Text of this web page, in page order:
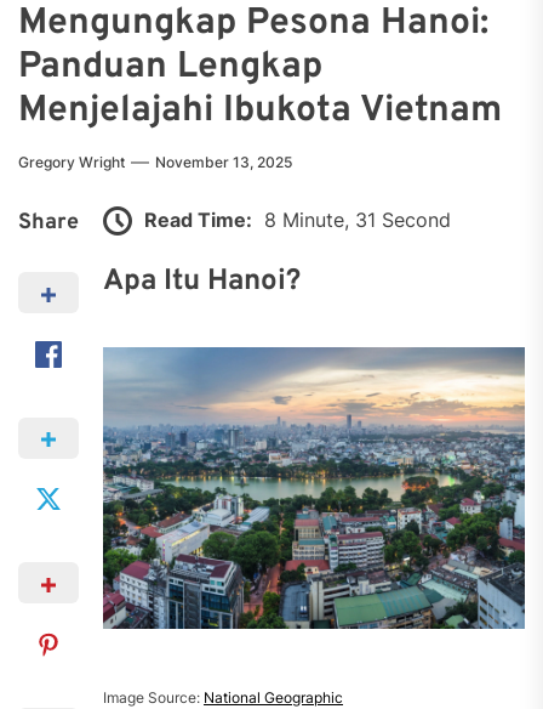
Mengungkap Pesona Hanoi:
Panduan Lengkap
Menjelajahi Ibukota Vietnam
Gregory Wright November 13, 2025
Share Read Time: 8 Minute, 31 Second
Apa Itu Hanoi?
Image Source: National Geographic